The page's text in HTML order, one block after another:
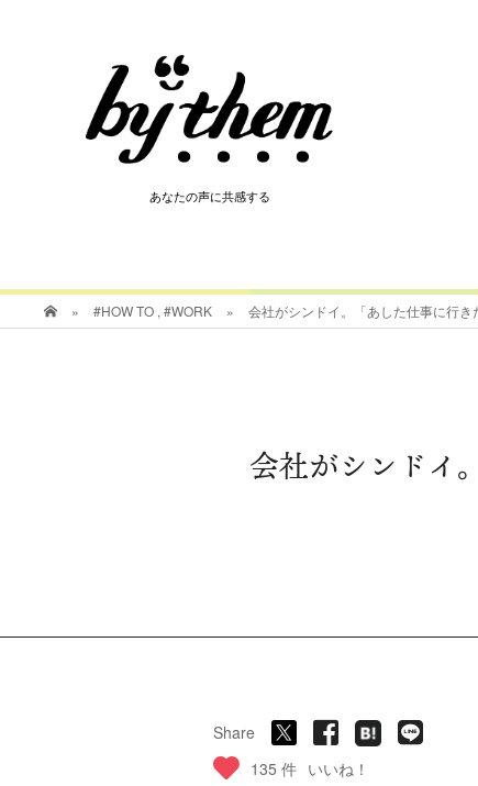
あなたの声に共感する
あなたの声に共感する
» #HOW TO , #WORK » 会社がシンドイ。「あした仕事に行
会社がシンドイ
Share
135 件 いいね！